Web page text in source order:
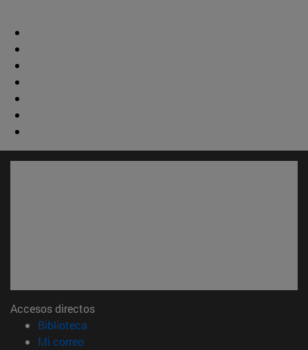
Accesos directos
Biblioteca
Mi correo(abre en nueva ventana)